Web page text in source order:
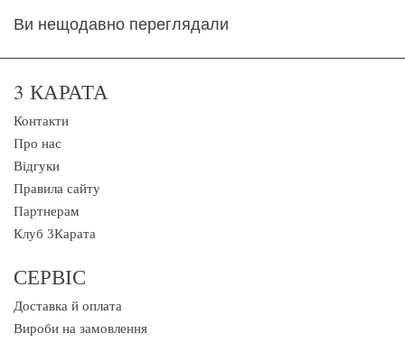
Ви нещодавно переглядали
3 КАРАТА
Контакти
Про нас
Відгуки
Правила сайту
Партнерам
Клуб 3Карата
СЕРВІС
Доставка й оплата
Вироби на замовлення